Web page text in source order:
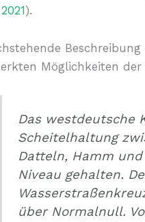
).
Möglichkeiten
Das westdeutsche
Scheitelhaltung
Datteln, Hamm
Niveau gehalten.
über Normalnull.